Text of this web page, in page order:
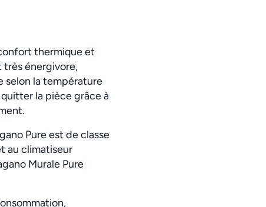
thermique et
très énergivore,
selon la température
la pièce grâce à
Pure est de classe
au climatiseur
Murale Pure